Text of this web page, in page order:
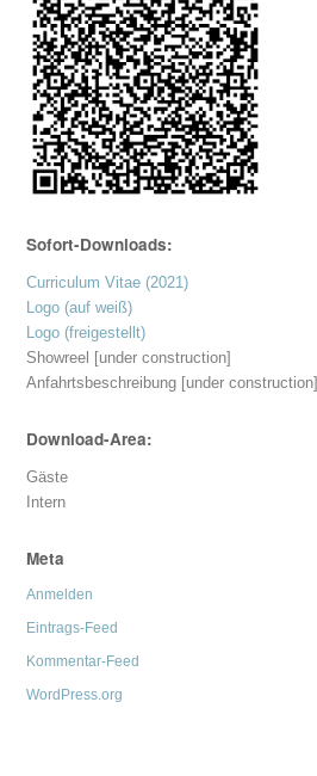
Sofort-Downloads:
Curriculum Vitae (2021)
Logo (auf weiß)
Logo (freigestellt)
Showreel [under construction]
Anfahrtsbeschreibung [under construction]
Download-Area:
Gäste
Intern
Meta
Anmelden
Eintrags-Feed
Kommentar-Feed
WordPress.org